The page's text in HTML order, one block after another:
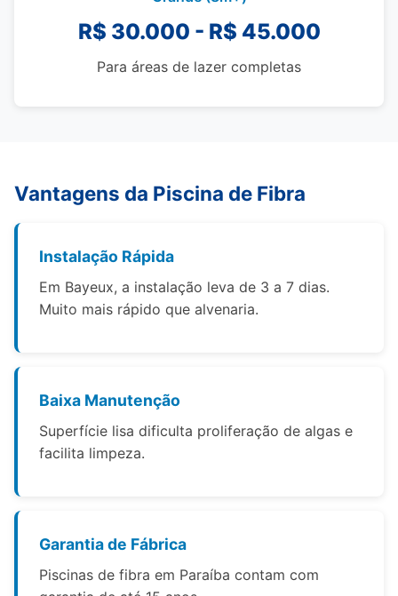
R$ 30.000 - R$ 45.000
Para áreas de lazer completas
Vantagens da Piscina de Fibra
Instalação Rápida
Em Bayeux, a instalação leva de 3 a 7 dias.
Muito mais rápido que alvenaria.
Baixa Manutenção
Superfície lisa dificulta proliferação de algas e
facilita limpeza.
Garantia de Fábrica
Piscinas de fibra em Paraíba contam com